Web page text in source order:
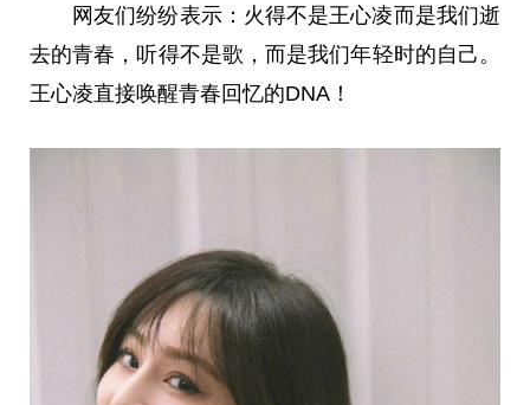
网友们纷纷表示：火得不是王心凌而是我们逝
去的青春，听得不是歌，而是我们年轻时的自己。
王心凌直接唤醒青春回忆的DNA！